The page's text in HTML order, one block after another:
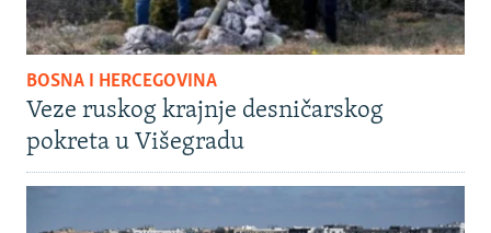
BOSNA I HERCEGOVINA
Veze ruskog krajnje desničarskog
pokreta u Višegradu